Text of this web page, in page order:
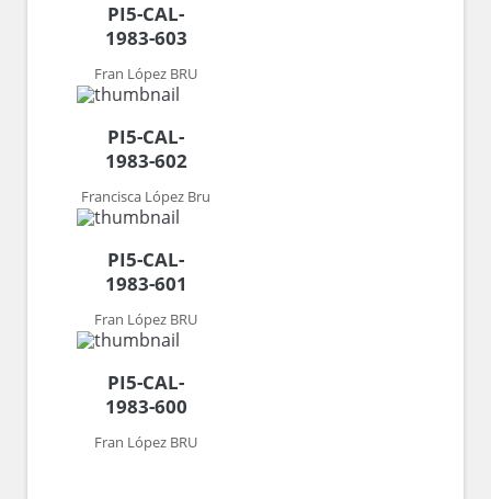
PI5-CAL-
1983-603
Fran López BRU
PI5-CAL-
1983-602
Francisca López Bru
PI5-CAL-
1983-601
Fran López BRU
PI5-CAL-
1983-600
Fran López BRU